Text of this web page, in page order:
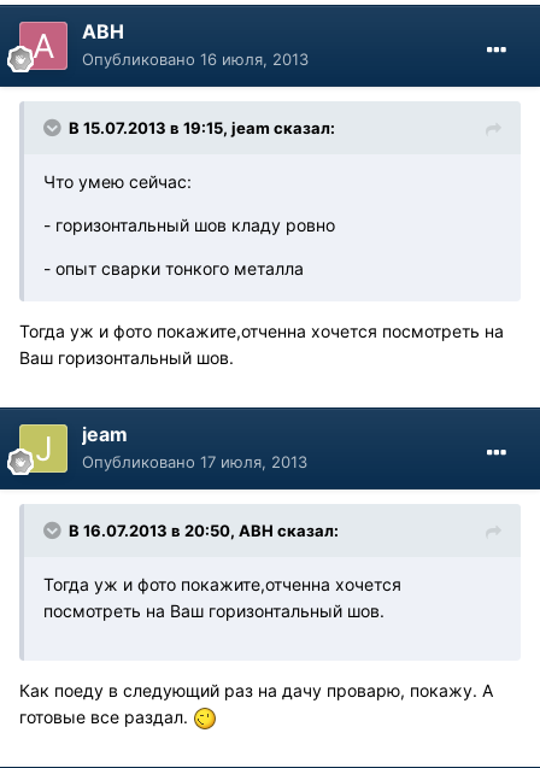
АВН
Опубликовано 16 июля, 2013
В 15.07.2013 в 19:15, jeam сказал:
Что умею сейчас:
- горизонтальный шов кладу ровно
- опыт сварки тонкого металла
Тогда уж и фото покажите,отченна хочется посмотреть на
Ваш горизонтальный шов.
jeam
Опубликовано 17 июля, 2013
В 16.07.2013 в 20:50, АВН сказал:
Тогда уж и фото покажите,отченна хочется
посмотреть на Ваш горизонтальный шов.
Как поеду в следующий раз на дачу проварю, покажу. А
готовые все раздал.